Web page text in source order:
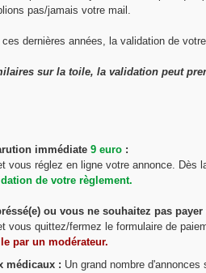
pas/jamais votre mail.
dernières années, la validation de
sur la toile, la validation peut
immédiate 9 euro :
réglez en ligne votre annonce. Dès
de votre règlement.
ou vous ne souhaitez pas
quittez/fermez le formulaire de
par un modérateur.
médicaux : Un grand nombre